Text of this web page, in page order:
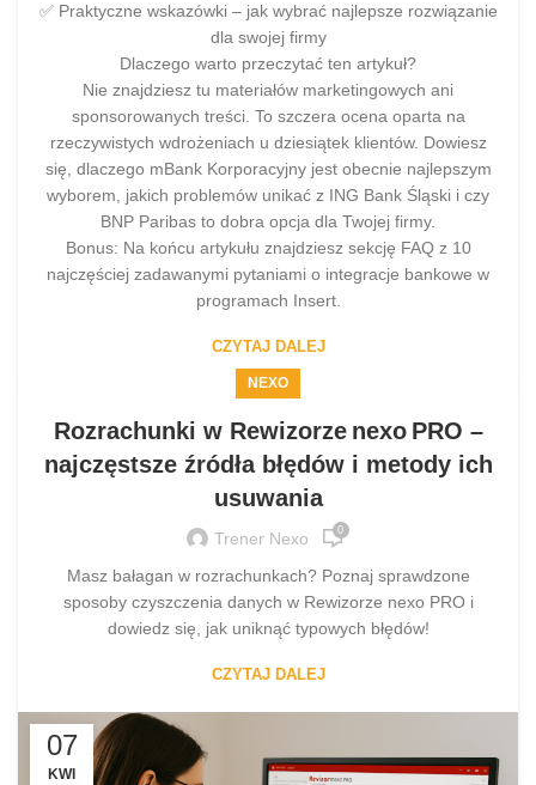
✅ Praktyczne wskazówki – jak wybrać najlepsze rozwiązanie
dla swojej firmy
Dlaczego warto przeczytać ten artykuł?
Nie znajdziesz tu materiałów marketingowych ani
sponsorowanych treści. To szczera ocena oparta na
rzeczywistych wdrożeniach u dziesiątek klientów. Dowiesz
się, dlaczego mBank Korporacyjny jest obecnie najlepszym
wyborem, jakich problemów unikać z ING Bank Śląski i czy
BNP Paribas to dobra opcja dla Twojej firmy.
Bonus: Na końcu artykułu znajdziesz sekcję FAQ z 10
najczęściej zadawanymi pytaniami o integracje bankowe w
programach Insert.
CZYTAJ DALEJ
NEXO
Rozrachunki w Rewizorze nexo PRO –
najczęstsze źródła błędów i metody ich
usuwania
Trener Nexo 0
Masz bałagan w rozrachunkach? Poznaj sprawdzone
sposoby czyszczenia danych w Rewizorze nexo PRO i
dowiedz się, jak uniknąć typowych błędów!
CZYTAJ DALEJ
07
KWI